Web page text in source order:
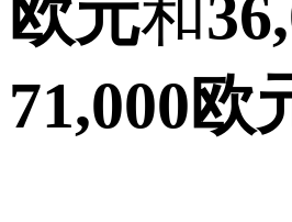
欧元和
71,000欧